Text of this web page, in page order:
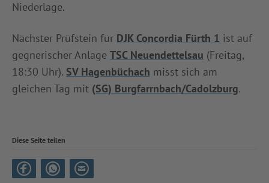
Niederlage.
Nächster Prüfstein für DJK Concordia Fürth 1 ist auf
gegnerischer Anlage TSC Neuendettelsau (Freitag,
18:30 Uhr). SV Hagenbüchach misst sich am
gleichen Tag mit (SG) Burgfarrnbach/Cadolzburg.
Diese Seite teilen